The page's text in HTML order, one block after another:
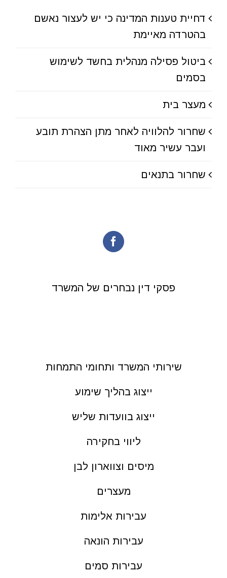
דחיית טענות המדינה כי יש לעצור נאשם
בהטרדה מאיימת
ביטול פסילה מנהלית בחשד לשימוש
בסמים
מעצר בית
שחרור להלוויה לאחר מתן הצהרת תובע
ועבר עשיר מאוד
שחרור בתנאים
פסקי דין נבחרים של המשרד
שירותי המשרד ותחומי התמחות
ייצוג בהליך שימוע
ייצוג בוועדות שליש
ליווי בחקירה
מיסים וצווארון לבן
מעצרים
עבירות אלימות
עבירות הונאה
עבירות סמים